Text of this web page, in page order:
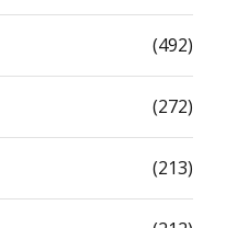
(492)
(272)
(213)